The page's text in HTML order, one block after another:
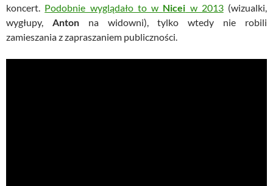
koncert. Podobnie wyglądało to w Nicei w 2013(wizualki,
wygłupy, Antonna widowni), tylko wtedy nie robili
zamieszania z zapraszaniem publiczności.